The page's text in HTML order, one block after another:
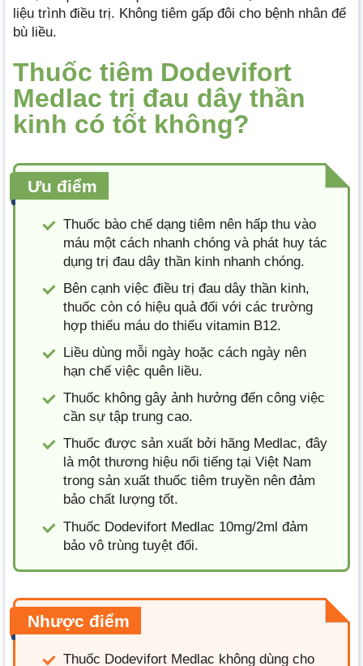
liệu trình điều trị. Không tiêm gấp đôi cho bệnh nhân để
bù liều.
Thuốc tiêm Dodevifort
Medlac trị đau dây thần
kinh có tốt không?
Ưu điểm
Thuốc bào chế dạng tiêm nên hấp thu vào
máu một cách nhanh chóng và phát huy tác
dụng trị đau dây thần kinh nhanh chóng.
Bên cạnh việc điều trị đau dây thần kinh,
thuốc còn có hiệu quả đối với các trường
hợp thiếu máu do thiếu vitamin B12.
Liều dùng mỗi ngày hoặc cách ngày nên
hạn chế việc quên liều.
Thuốc không gây ảnh hưởng đến công việc
cần sự tập trung cao.
Thuốc được sản xuất bởi hãng Medlac, đây
là một thương hiệu nổi tiếng tại Việt Nam
trong sản xuất thuốc tiêm truyền nên đảm
bảo chất lượng tốt.
Thuốc Dodevifort Medlac 10mg/2ml đảm
bảo vô trùng tuyệt đối.
Nhược điểm
Thuốc Dodevifort Medlac không dùng cho